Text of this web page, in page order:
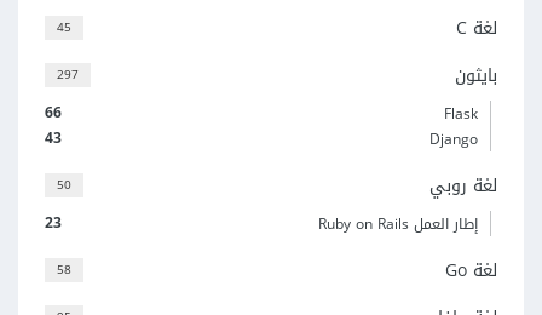
45 لغة C
297 بايثون
66
Flask
43
Django
50 لغة روبي
23 إطار العمل Ruby on Rails
58 لغة Go